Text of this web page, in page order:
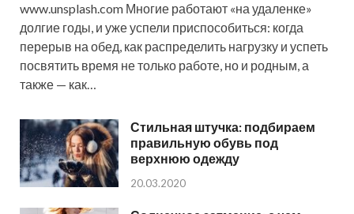
www.unsplash.com Многие работают «на удаленке»
долгие годы, и уже успели приспособиться: когда
перерыв на обед, как распределить нагрузку и успеть
посвятить время не только работе, но и родным, а
также — как…
Стильная штучка: подбираем
правильную обувь под
верхнюю одежду
20.03.2020